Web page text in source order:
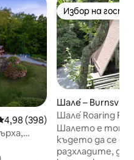
оценка: 4,98 от 5,
4,98 (398)
Избор на
Избор на
Шале́ – Burnsville
Шале́ Roaring
към връх Мичъл
Шалето е
където да се
разхладите, да